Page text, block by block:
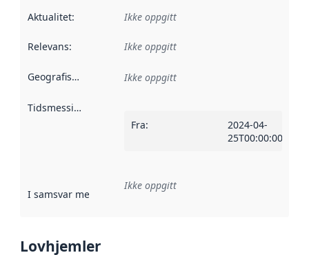
Aktualitet: Ikke oppgitt
Relevans: Ikke oppgitt
Geografisk avgrensning :
Ikke oppgitt
Tidsmessig avgrensning
Fra:
2024-04-
25T00:00:00Z
I samsvar med Referanse til en implementasjonsregel
Ikke oppgitt
Lovhjemler